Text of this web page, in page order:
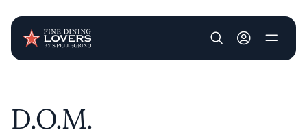
User account
D.O.M.